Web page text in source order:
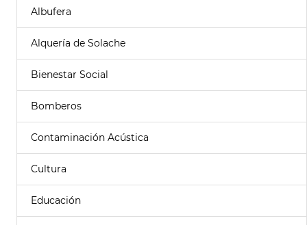
Albufera
Alquería de Solache
Bienestar Social
Bomberos
Contaminación Acústica
Cultura
Educación